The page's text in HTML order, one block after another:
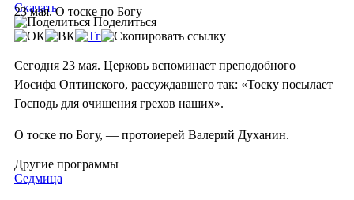
23 мая. О тоске по Богу
Скачать
Поделиться
Сегодня 23 мая. Церковь вспоминает преподобного
Иосифа Оптинского, рассуждавшего так: «Тоску посылает
Господь для очищения грехов наших».
О тоске по Богу, — протоиерей Валерий Духанин.
Другие программы
Седмица